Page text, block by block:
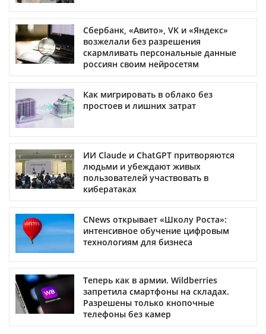
Сбербанк, «Авито», VK и «Яндекс»
возжелали без разрешения
скармливать персональные данные
россиян своим нейросетям
Как мигрировать в облако без
простоев и лишних затрат
ИИ Claude и ChatGPT притворяются
людьми и убеждают живых
пользователей участвовать в
кибератаках
CNews открывает «Школу Роста»:
интенсивное обучение цифровым
технологиям для бизнеса
Теперь как в армии. Wildberries
запретила смартфоны на складах.
Разрешены только кнопочные
телефоны без камер